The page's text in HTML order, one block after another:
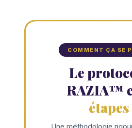
COMMENT ÇA SE
Le
RAZIA™
étapes